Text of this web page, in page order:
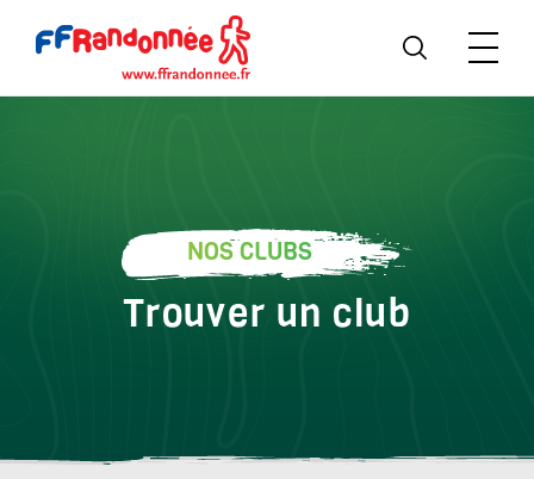
NOS CLUBS
Trouver un club